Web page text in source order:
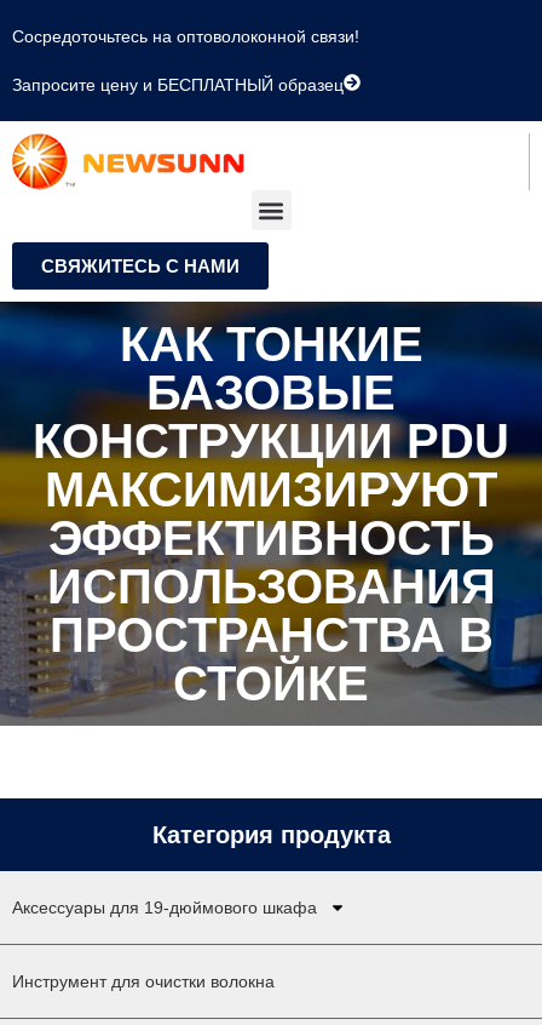
Сосредоточьтесь на оптоволоконной связи!
Запросите цену и БЕСПЛАТНЫЙ образец
СВЯЖИТЕСЬ С НАМИ
КАК ТОНКИЕ
БАЗОВЫЕ
КОНСТРУКЦИИ PDU
МАКСИМИЗИРУЮТ
ЭФФЕКТИВНОСТЬ
ИСПОЛЬЗОВАНИЯ
ПРОСТРАНСТВА В
СТОЙКЕ
Категория продукта
Аксессуары для 19-дюймового шкафа
Инструмент для очистки волокна